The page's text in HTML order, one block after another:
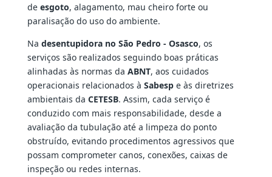
de esgoto, alagamento, mau cheiro forte ou
paralisação do uso do ambiente.
Na desentupidora no São Pedro - Osasco, os
serviços são realizados seguindo boas práticas
alinhadas às normas da ABNT, aos cuidados
operacionais relacionados à Sabespe às diretrizes
ambientais da CETESB. Assim, cada serviço é
conduzido com mais responsabilidade, desde a
avaliação da tubulação até a limpeza do ponto
obstruído, evitando procedimentos agressivos que
possam comprometer canos, conexões, caixas de
inspeção ou redes internas.